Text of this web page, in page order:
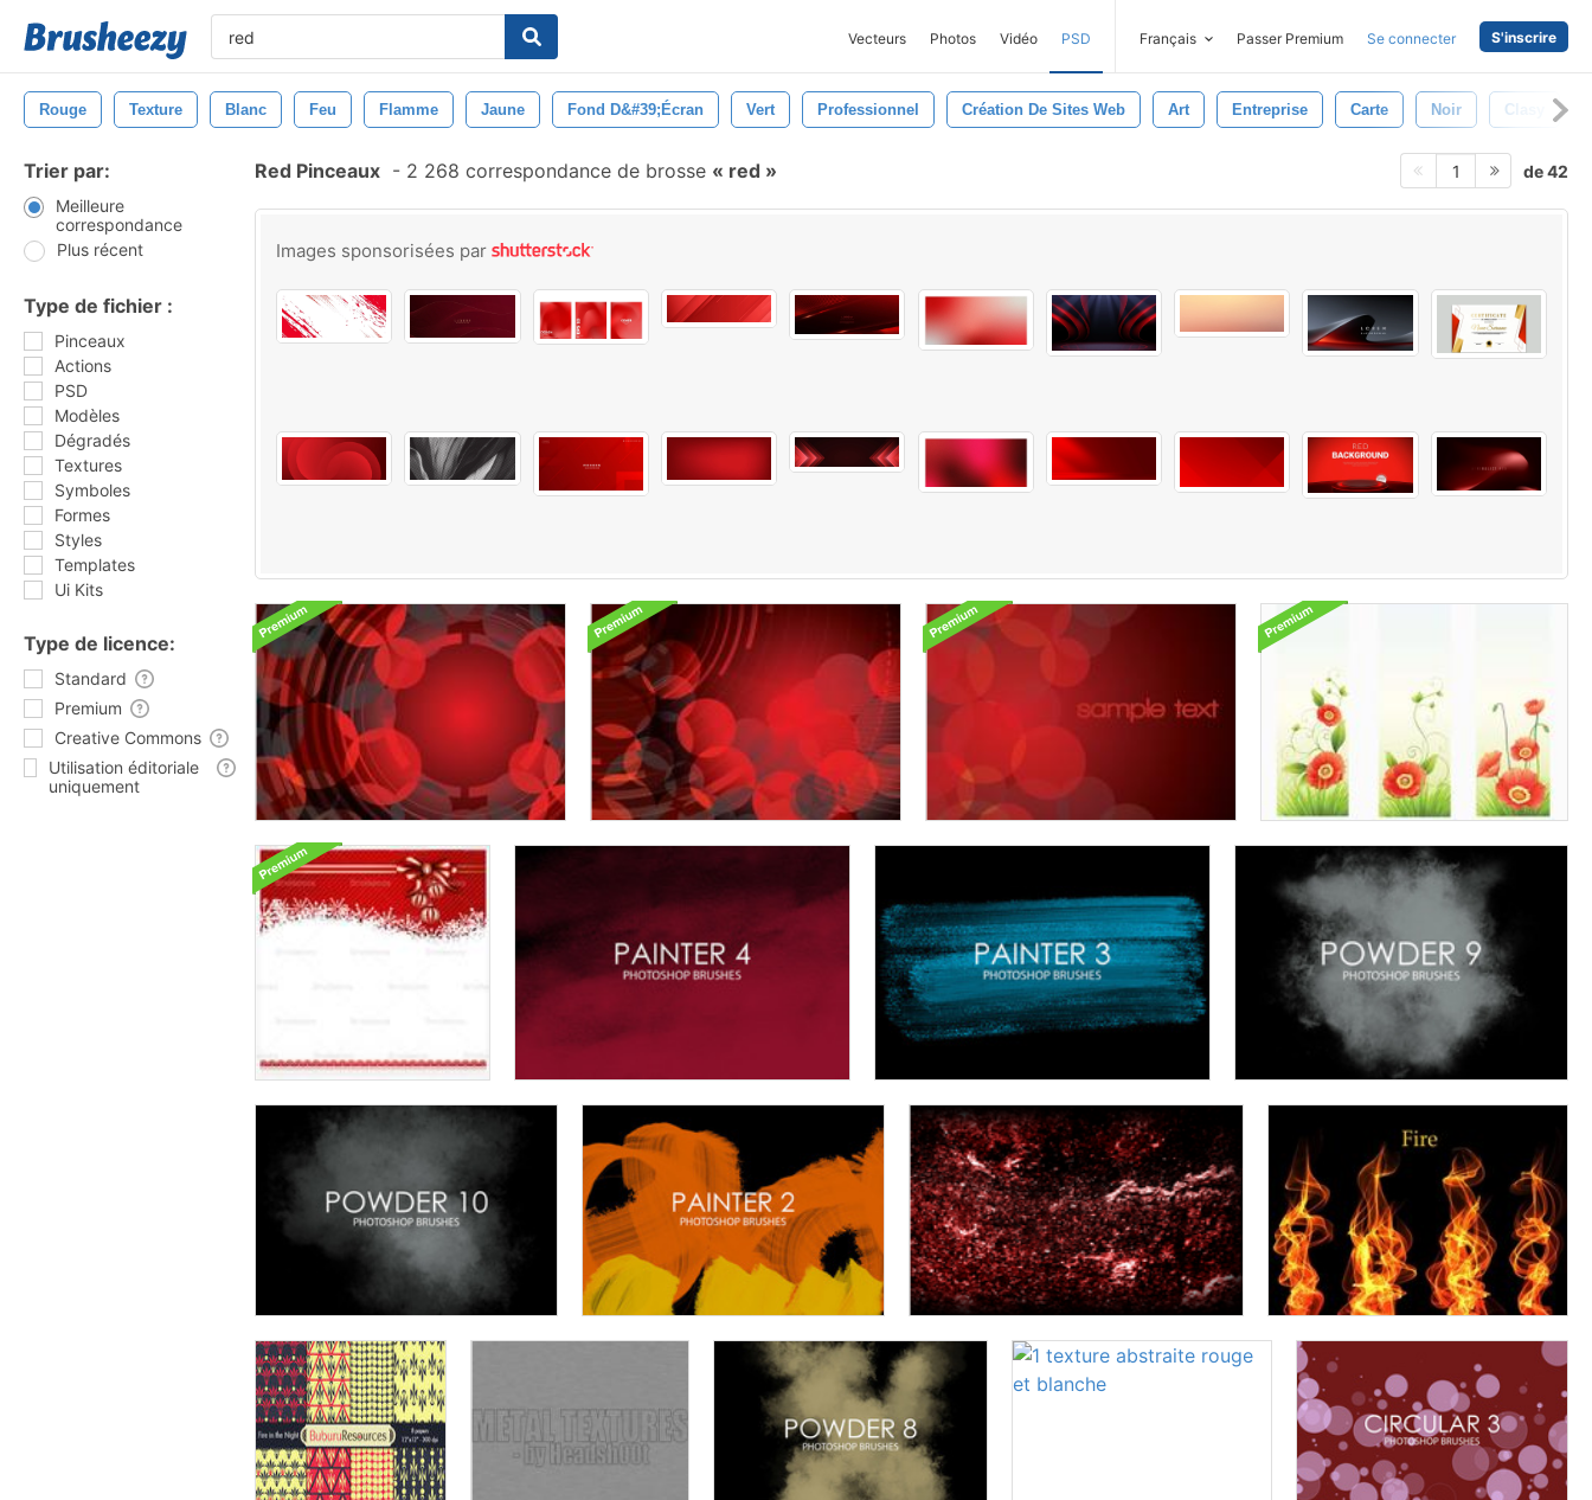
Vecteurs Photos Vidéo PSD Français Passer Premium Se connecter S'inscrire
Rouge Texture Blanc Feu Flamme Jaune Fond D&#39;écran Vert Professionnel Création De Sites Web Art Entreprise Carte Noir Clasy
Trier par:
Meilleure
correspondance
Plus récent
Type de fichier :
Pinceaux
Actions
PSD
Modèles
Dégradés
Textures
Symboles
Formes
Styles
Templates
Ui Kits
Type de licence:
Standard
Premium
Creative Commons
Utilisation éditoriale
uniquement
Red Pinceaux - 2 268 correspondance de brosse red 1 de 42
Images sponsorisées par